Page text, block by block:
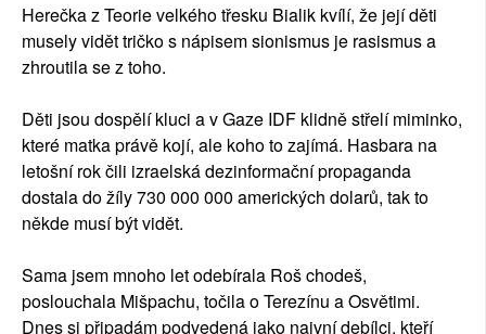
Herečka z Teorie velkého třesku Bialik kvílí, že její děti
musely vidět tričko s nápisem sionismus je rasismus a
zhroutila se z toho.
Děti jsou dospělí kluci a v Gaze IDF klidně střelí miminko,
které matka právě kojí, ale koho to zajímá. Hasbara na
letošní rok čili izraelská dezinformační propaganda
dostala do žíly 730 000 000 amerických dolarů, tak to
někde musí být vidět.
Sama jsem mnoho let odebírala Roš chodeš,
poslouchala Mišpachu, točila o Terezínu a Osvětimi.
Dnes si připadám podvedená jako naivní debílci, kteří